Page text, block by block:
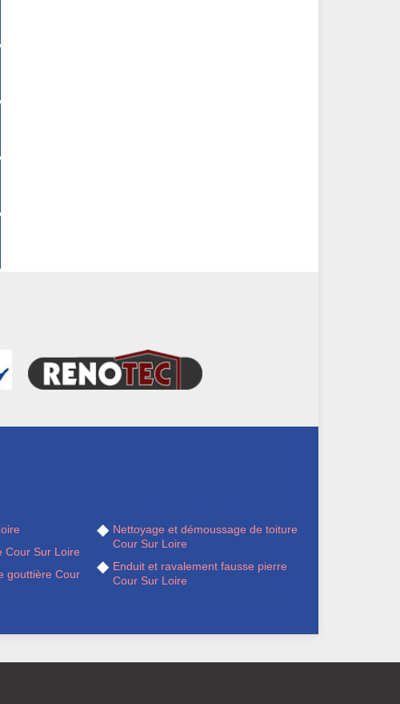
Cour Sur Loire
gouttière Cour
Nettoyage et démoussage de toiture
Cour Sur Loire
Enduit et ravalement fausse pierre
Cour Sur Loire